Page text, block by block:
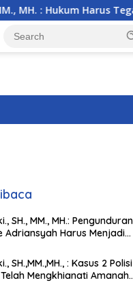
Harus Tegak
SH., MM., MH.:
Adriansyah Harus Menjadi
Hukum
SH.,MM.,MH., : Kasus 2
Mengkhianati Amanah